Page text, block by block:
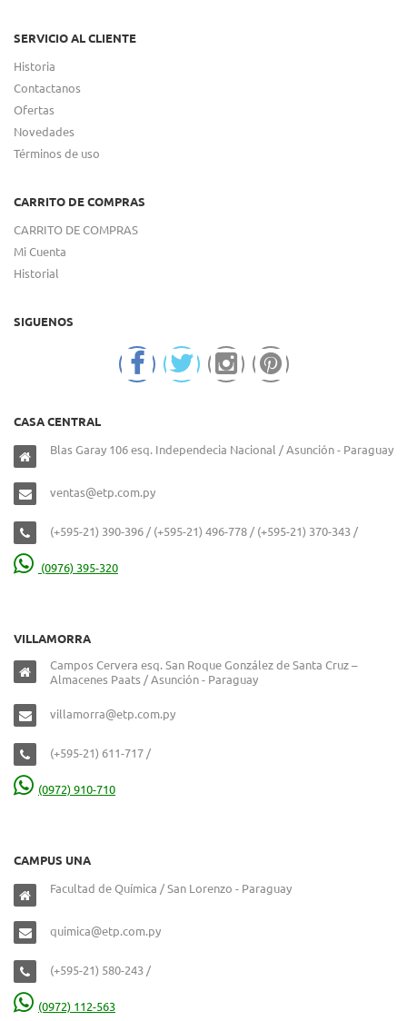
SERVICIO AL CLIENTE
Historia
Contactanos
Ofertas
Novedades
Términos de uso
CARRITO DE COMPRAS
CARRITO DE COMPRAS
Mi Cuenta
Historial
SIGUENOS
CASA CENTRAL
Blas Garay 106 esq. Independecia Nacional / Asunción - Paraguay
ventas@etp.com.py
(+595-21) 390-396 / (+595-21) 496-778 / (+595-21) 370-343 /
(0976) 395-320
VILLAMORRA
Campos Cervera esq. San Roque González de Santa Cruz –
Almacenes Paats / Asunción - Paraguay
villamorra@etp.com.py
(+595-21) 611-717 /
(0972) 910-710
CAMPUS UNA
Facultad de Química / San Lorenzo - Paraguay
quimica@etp.com.py
(+595-21) 580-243 /
(0972) 112-563